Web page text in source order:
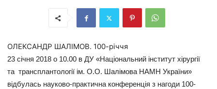
ОЛЕКСАНДР ШАЛІМОВ. 100-річчя
23 січня 2018 о 10.00 в ДУ «Національний інститут хірургії
та трансплантології ім. О.О. Шалімова НАМН України»
відбулась науково-практична конференція з нагоди 100-